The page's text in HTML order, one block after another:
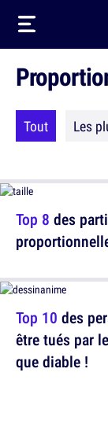
Tout Les
Top 8 des
Top 10 des
être tués par
que diable !